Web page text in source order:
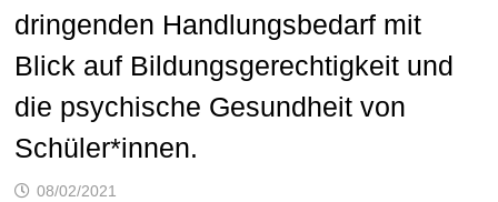
dringenden Handlungsbedarf mit
Blick auf Bildungsgerechtigkeit und
die psychische Gesundheit von
Schüler*innen.
08/02/2021